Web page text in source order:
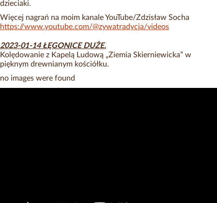
dzieciaki.
Więcej nagrań na moim kanale YouTube/Zdzisław Socha
https://www.youtube.com/@zywatradycja/videos
2023-01-14 ŁĘGONICE DUŻE.
Kolędowanie z Kapelą Ludową „Ziemia Skierniewicka” w
pięknym drewnianym kościółku.
no images were found